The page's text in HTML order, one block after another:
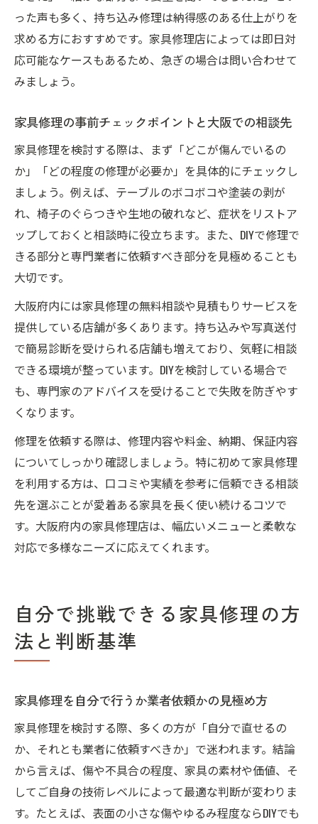
った声も多く、持ち込み修理は納得感のある仕上がりを
求める方におすすめです。家具修理店によっては即日対
応可能なケースもあるため、急ぎの場合は問い合わせて
みましょう。
家具修理の事前チェックポイントと大阪での相談先
家具修理を検討する際は、まず「どこが傷んでいるの
か」「どの程度の修理が必要か」を具体的にチェックし
ましょう。例えば、テーブルのボコボコや塗装の剥が
れ、椅子のぐらつきや生地の破れなど、症状をリストア
ップしておくと相談時に役立ちます。また、DIYで修理で
きる部分と専門業者に依頼すべき部分を見極めることも
大切です。
大阪府内には家具修理の無料相談や見積もりサービスを
提供している店舗が多くあります。持ち込みや写真送付
で簡易診断を受けられる店舗も増えており、気軽に相談
できる環境が整っています。DIYを検討している場合で
も、専門家のアドバイスを受けることで失敗を防ぎやす
くなります。
修理を依頼する際は、修理内容や料金、納期、保証内容
についてしっかり確認しましょう。特に初めて家具修理
を利用する方は、口コミや実績を参考に信頼できる相談
先を選ぶことが愛着ある家具を長く使い続けるコツで
す。大阪府内の家具修理店は、幅広いメニューと柔軟な
対応で多様なニーズに応えてくれます。
自分で挑戦できる家具修理の方
法と判断基準
家具修理を自分で行うか業者依頼かの見極め方
家具修理を検討する際、多くの方が「自分で直せるの
か、それとも業者に依頼すべきか」で迷われます。結論
から言えば、傷や不具合の程度、家具の素材や価値、そ
してご自身の技術レベルによって最適な判断が変わりま
す。たとえば、表面の小さな傷やゆるみ程度ならDIYでも